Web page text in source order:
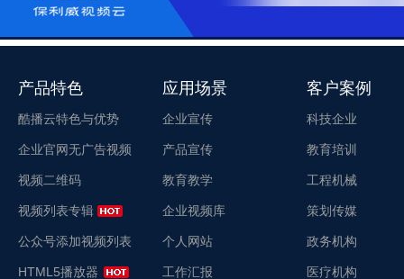
产品特色
酷播云特色与优势
企业官网无广告视频
视频二维码
视频列表专辑
公众号添加视频列表
HTML5播放器
应用场景
企业宣传
产品宣传
教育教学
企业视频库
个人网站
工作汇报
客户案例
科技企业
教育培训
工程机械
策划传媒
政务机构
医疗机构